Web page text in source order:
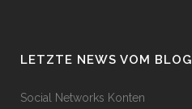
LETZTE NEWS VOM BLOG
Social Networks Konten